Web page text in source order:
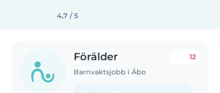
4,7 / 5
Förälder
Barnvaktsjobb i Åbo
12